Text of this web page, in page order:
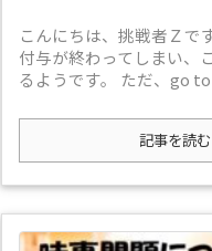
こんにちは、挑戦者Ｚで
付与が終わってしまい、
るようです。 ただ、go to
記事を読む